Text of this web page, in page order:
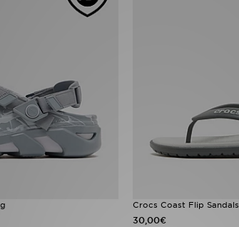
Crocs Coast Flip Sandals
30,00€